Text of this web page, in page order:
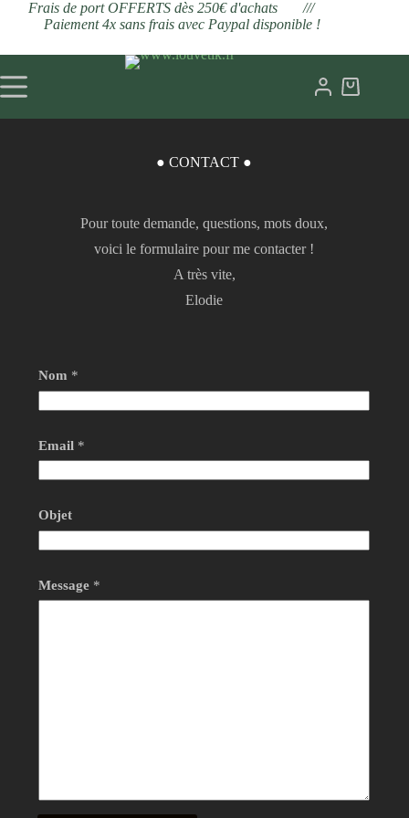
Frais de port OFFERTS dès 250€ d'achats ///
Paiement 4x sans frais avec Paypal disponible !
● CONTACT ●
Pour toute demande, questions, mots doux,
voici le formulaire pour me contacter !
A très vite,
Elodie
Nom *
Email *
Objet
Message *